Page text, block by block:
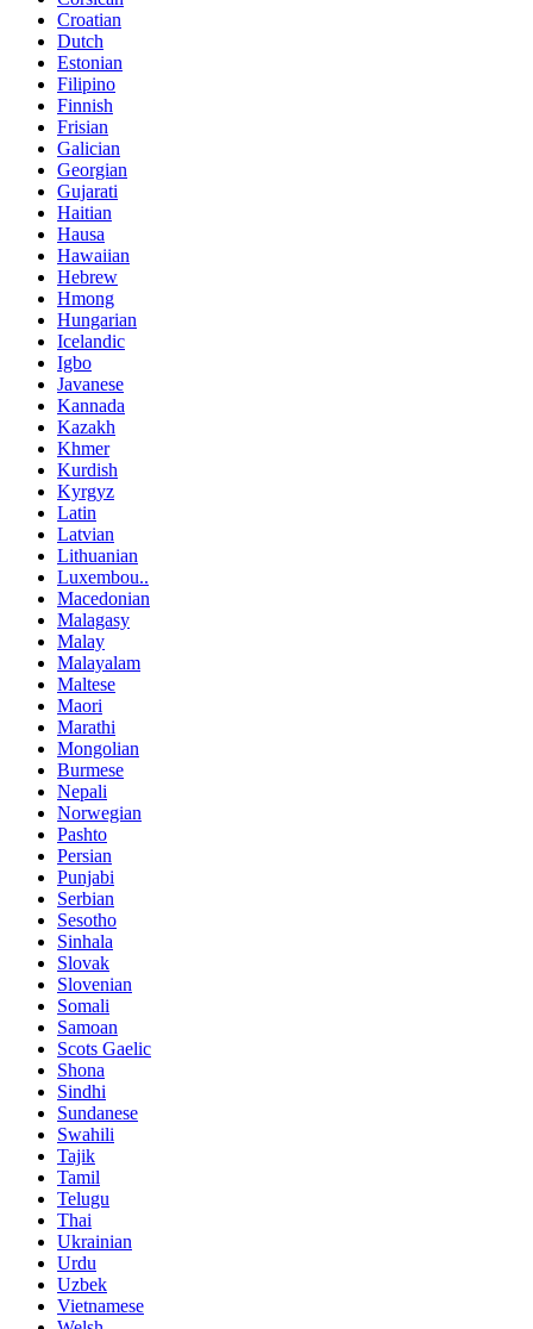
Croatian
Dutch
Estonian
Filipino
Finnish
Frisian
Galician
Georgian
Gujarati
Haitian
Hausa
Hawaiian
Hebrew
Hmong
Hungarian
Icelandic
Igbo
Javanese
Kannada
Kazakh
Khmer
Kurdish
Kyrgyz
Latin
Latvian
Lithuanian
Luxembou..
Macedonian
Malagasy
Malay
Malayalam
Maltese
Maori
Marathi
Mongolian
Burmese
Nepali
Norwegian
Pashto
Persian
Punjabi
Serbian
Sesotho
Sinhala
Slovak
Slovenian
Somali
Samoan
Scots Gaelic
Shona
Sindhi
Sundanese
Swahili
Tajik
Tamil
Telugu
Thai
Ukrainian
Urdu
Uzbek
Vietnamese